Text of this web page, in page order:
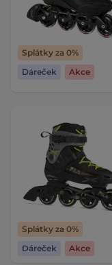
Splátky za 0%
Dáreček
Akce
Splátky za 0%
Dáreček
Akce